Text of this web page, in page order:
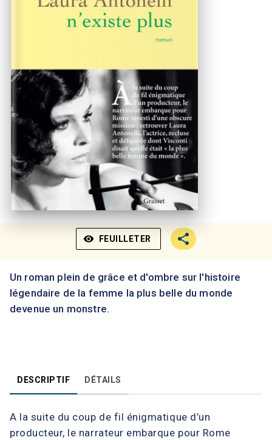
visibility FEUILLETER
Un roman plein de grâce et d'ombre sur l'histoire
légendaire de la femme la plus belle du monde
devenue un monstre.
DESCRIPTIF DÉTAILS
A la suite du coup de fil énigmatique d’un
producteur, le narrateur embarque pour Rome